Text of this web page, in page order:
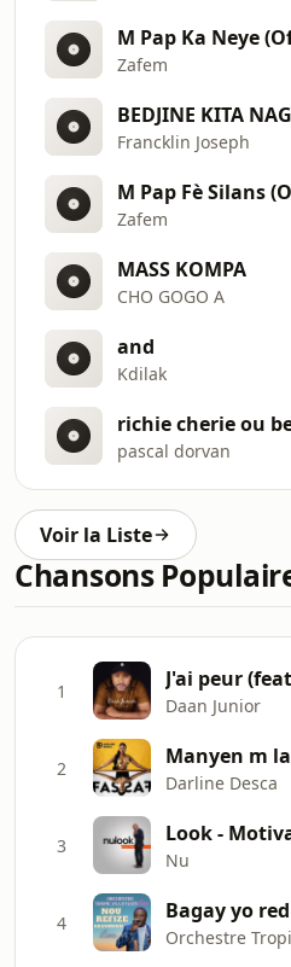
Zafem
Francklin Joseph
Zafem
MASS KOMPA
CHO GOGO A
and
Kdilak
richie cherie ou
pascal dorvan
Voir la Liste
Chansons
1 J'ai peur
Daan Junior
2
Darline Desca
3 Look -
Nu
4 Bagay yo
Orchestre